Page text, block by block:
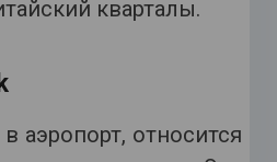
кварталы.
аэропорт, относится